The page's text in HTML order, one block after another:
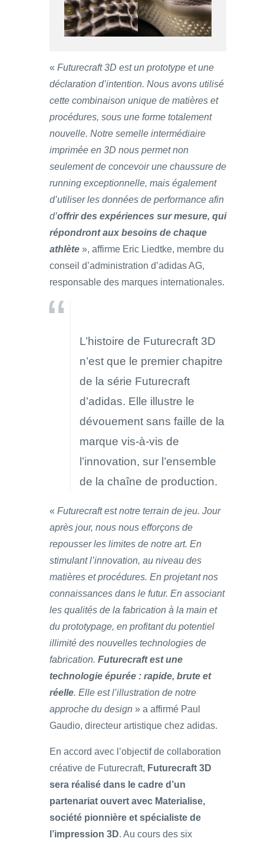
« Futurecraft 3D est un prototype et une
déclaration d’intention. Nous avons utilisé
cette combinaison unique de matières et
procédures, sous une forme totalement
nouvelle. Notre semelle intermédiaire
imprimée en 3D nous permet non
seulement de concevoir une chaussure de
running exceptionnelle, mais également
d’utiliser les données de performance afin
d’offrir des expériences sur mesure, qui
répondront aux besoins de chaque
athlète », affirme Eric Liedtke, membre du
conseil d’administration d’adidas AG,
responsable des marques internationales.
L’histoire de Futurecraft 3D
n’est que le premier chapitre
de la série Futurecraft
d’adidas. Elle illustre le
dévouement sans faille de la
marque vis-à-vis de
l’innovation, sur l’ensemble
de la chaîne de production.
« Futurecraft est notre terrain de jeu. Jour
après jour, nous nous efforçons de
repousser les limites de notre art. En
stimulant l’innovation, au niveau des
matières et procédures. En projetant nos
connaissances dans le futur. En associant
les qualités de la fabrication à la main et
du prototypage, en profitant du potentiel
illimité des nouvelles technologies de
fabrication. Futurecraft est une
technologie épurée : rapide, brute et
réelle. Elle est l’illustration de notre
approche du design » a affirmé Paul
Gaudio, directeur artistique chez adidas.
En accord avec l’objectif de collaboration
créative de Futurecraft, Futurecraft 3D
sera réalisé dans le cadre d’un
partenariat ouvert avec Materialise,
société pionnière et spécialiste de
l’impression 3D. Au cours des six